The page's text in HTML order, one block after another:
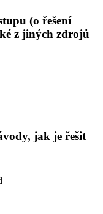
(o řešení
z jiných zdrojů
jak je řešit